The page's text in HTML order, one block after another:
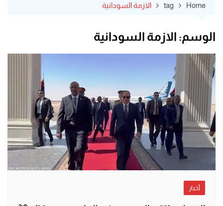
Home
tag الازمة السودانية
الوسم: الازمة السودانية
أخبار